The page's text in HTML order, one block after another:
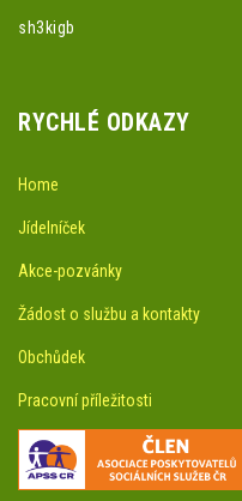
sh3kigb
RYCHLÉ ODKAZY
Home
Jídelníček
Akce-pozvánky
Žádost o službu a kontakty
Obchůdek
Pracovní příležitosti